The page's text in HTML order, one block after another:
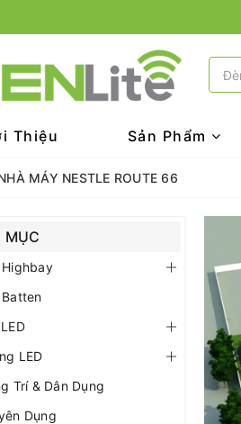
Thiệu Sản Phẩm
MÁY NESTLE ROUTE 66
MỤC
LED
Trí & Dân Dụng
Dụng